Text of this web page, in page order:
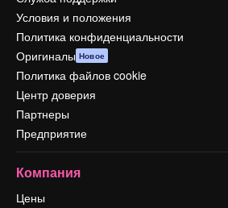
Условия и положения
Политика конфиденциальности
Оригиналы Новое
Политика файлов cookie
Центр доверия
Партнеры
Предприятие
Компания
Цены